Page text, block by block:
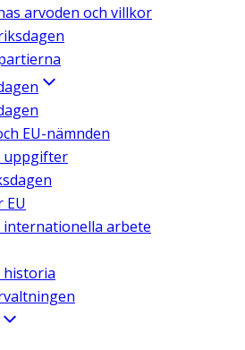
arvoden och villkor
EU-nämnden
uppgifter
EU
internationella arbete
historia